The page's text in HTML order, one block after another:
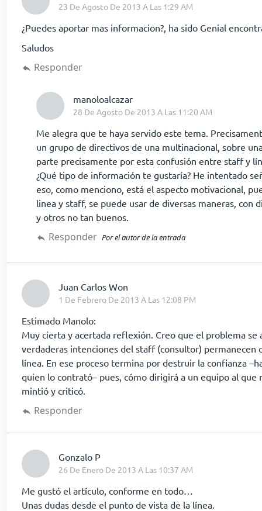
23 De Agosto De 2013 A Las 1:29 AM
¿Puedes aportar mas informacion?, ha sido Genial
Saludos
Responder
manoloalcazardice:
28 De Agosto De 2013 A Las 11:20 AM
Me alegra que te haya servido este tema.
un grupo de directivos de una multinacional, sobre
parte precisamente por esta confusión entre staff y
¿Qué tipo de información te gustaría? He intentado
eso, como menciono, está el aspecto motivacional,
linea y staff, se puede usar de diversas maneras, con
y otros no tan buenos.
Responder Por el autor de la entrada
Juan Carlos Won
1 De Febrero De 2013 A Las 12:08 PM
Estimado Manolo:
Muy cierta y acertada reflexión. Creo que el problema se
verdaderas intenciones del staff (consultor) permanecen
línea. En ese proceso termina por destruir la confianza
quien lo contrató– pues, cómo dirigirá a un equipo al que
mintió y criticó.
Responder
Gonzalo Pdice:
26 De Enero De 2013 A Las 10:37 AM
Me gustó el artículo, conforme en todo…
Unas dudas desde el punto de vista de la línea.